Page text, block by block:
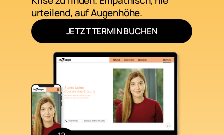
urteilend, auf Augenhöhe.
JETZT TERMIN BUCHEN